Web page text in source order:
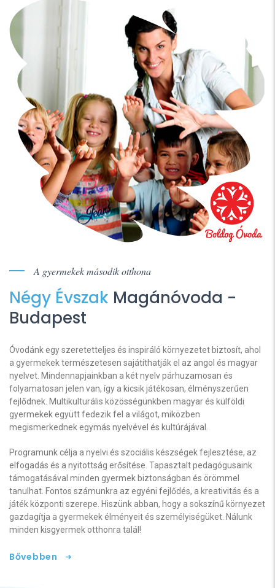
A gyermekek második otthona
Négy Évszak Magánóvoda -
Budapest
Óvodánk egy szeretetteljes és inspiráló környezetet biztosít, ahol
a gyermekek természetesen sajátíthatják el az angol és magyar
nyelvet. Mindennapjainkban a két nyelv párhuzamosan és
folyamatosan jelen van, így a kicsik játékosan, élményszerűen
fejlődnek. Multikulturális közösségünkben magyar és külföldi
gyermekek együtt fedezik fel a világot, miközben
megismerkednek egymás nyelvével és kultúrájával.
Programunk célja a nyelvi és szociális készségek fejlesztése, az
elfogadás és a nyitottság erősítése. Tapasztalt pedagógusaink
támogatásával minden gyermek biztonságban és örömmel
tanulhat. Fontos számunkra az egyéni fejlődés, a kreativitás és a
játék központi szerepe. Hiszünk abban, hogy a sokszínű környezet
gazdagítja a gyermekek élményeit és személyiségüket. Nálunk
minden kisgyermek otthonra talál!
Bővebben